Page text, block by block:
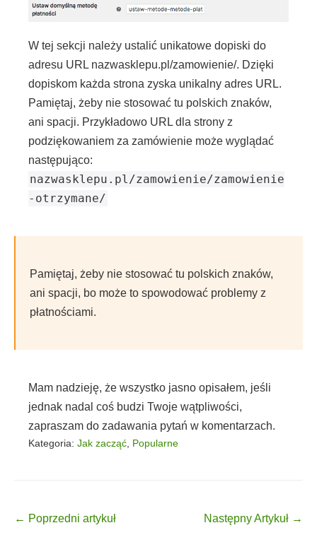
W tej sekcji należy ustalić unikatowe dopiski do
adresu URL nazwasklepu.pl/zamowienie/. Dzięki
dopiskom każda strona zyska unikalny adres URL.
Pamiętaj, żeby nie stosować tu polskich znaków,
ani spacji. Przykładowo URL dla strony z
podziękowaniem za zamówienie może wyglądać
następująco:
nazwasklepu.pl/zamowienie/zamowienie
-otrzymane/
Pamiętaj, żeby nie stosować tu polskich znaków,
ani spacji, bo może to spowodować problemy z
płatnościami.
Mam nadzieję, że wszystko jasno opisałem, jeśli
jednak nadal coś budzi Twoje wątpliwości,
zapraszam do zadawania pytań w komentarzach.
Kategoria: Jak zacząć, Popularne
Post Navigation
← Poprzedni artykuł Następny Artykuł →